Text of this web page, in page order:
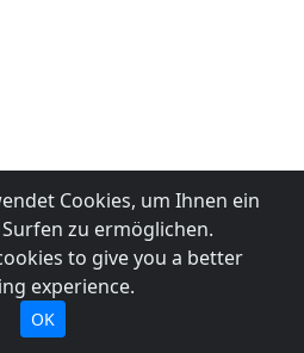
Cookies, um Ihnen ein
zu ermöglichen.
to give you a better
experience.
OK